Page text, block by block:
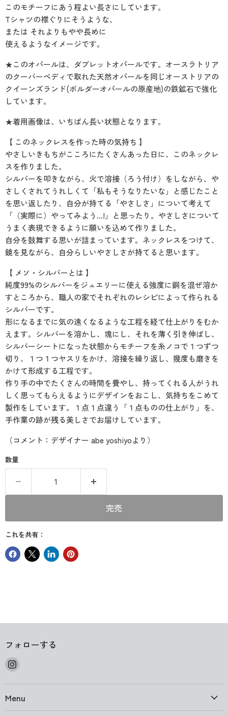
このモチーフにあう程よい長さにしています。
Tシャツの襟ぐりにそうような、
または それよりもやや長めに
使えるようなイメージです。
★このオパールは、ダブレットオパールです。オースラトリア
のクーバーペディで取れた天然オパールを同じオーストリアの
クイーンズランド(ボルダーオパールの原産地)の鉄鉱石で強化
しています。
★着用画像は、いちばん長い状態となります。
【 このネックレスを作った時の気持ち 】
やさしいきもちがこころにたくさんあった日に、このネックレ
スを作りました。
シルバーを叩きながら、火で溶接（ろう付け）をしながら、や
さしくされてうれしくて「私もそうなりたいな」と感じたこと
を思い返したり、自分が持てる「やさしさ」について考えて
「（実際に）やってみよう…!」と思ったり。やさしさについて
うまく表現できるように願いを込めて作りました。
自分を鼓舞する思いが詰まっています。ネックレスをつけて、
鏡を見ながら、自分らしいやさしさが持てると思います。
【 メソ・シルバーとは 】
純度99%のシルバーをジュエリーに使える強度に銅を混ぜ溶か
すところから、職人の家でそれぞれのレシピによって作られる
シルバーです。
形になるまでに気の遠くなるような工程を経て仕上がりをむか
えます。シルバーを溶かし、塊にし、それを薄く引き伸ばし、
シルバーシートになった状態からモチーフを糸ノコで１つずつ
切り、１つ１つヤスリをかけ、溶接を繰り返し、幾度も磨きを
かけて形成する工程です。
作り手の中でたくさんの時間を費やし、持ってくれる人がうれ
しく思ってもらえるようにデザインをおこし、気持ちをこめて
製作をしています。１点１点違う「１点ものの仕上がり」を、
手作業の跡が残る美しさでお届けしています。
（コメント：デザイナー abe yoshiyoより）
数量
完売
これを共有：
フォローする
Instagram
見
つ
Menu